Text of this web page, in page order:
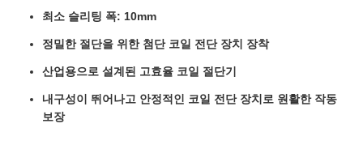
최소 슬리팅 폭: 10mm
정밀한 절단을 위한 첨단 코일 전단 장치 장착
산업용으로 설계된 고효율 코일 절단기
내구성이 뛰어나고 안정적인 코일 전단 장치로 원활한 작동
보장